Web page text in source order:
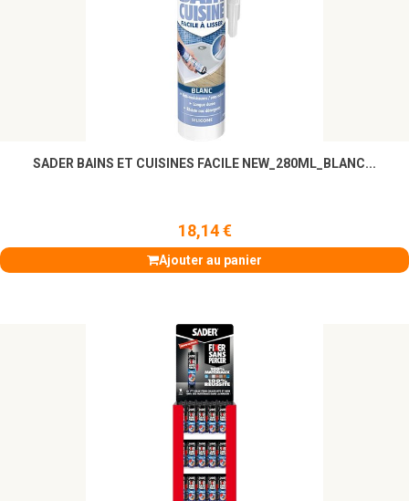
SADER BAINS ET CUISINES FACILE NEW_280ML_BLANC...
18,14 €
Ajouter au panier